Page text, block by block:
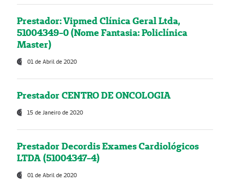
Prestador: Vipmed Clínica Geral Ltda,
51004349-0 (Nome Fantasia: Policlínica
Master)
01 de Abril de 2020
Prestador CENTRO DE ONCOLOGIA
15 de Janeiro de 2020
Prestador Decordis Exames Cardiológicos
LTDA (51004347-4)
01 de Abril de 2020